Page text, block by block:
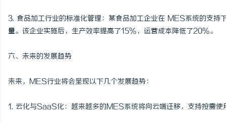
3. 食品加工行业的标准化管理：某食品加工企业在 MES系统的支持
量。该企业实施后，生产效率提高了15%，运营成本降低了20%。
六、未来的发展趋势
未来，MES行业将会呈现以下几个发展趋势：
1. 云化与SaaS化：越来越多的MES系统将向云端迁移，支持按需使